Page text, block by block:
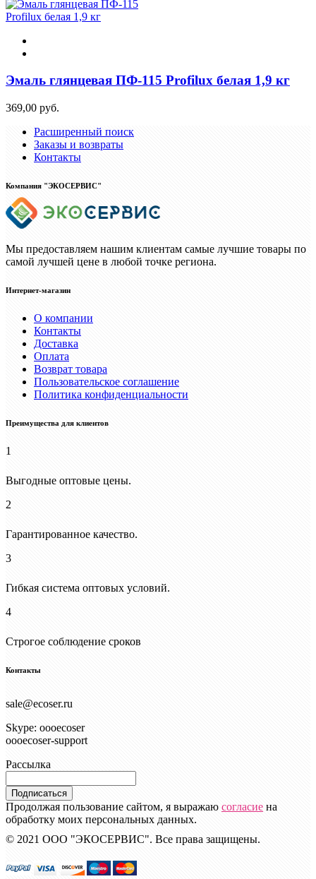
Эмаль глянцевая ПФ-115 Profilux белая 1,9 кг
369,00 руб.
Расширенный поиск
Заказы и возвраты
Контакты
Компания "ЭКОСЕРВИС"
Мы предоставляем нашим клиентам самые лучшие товары по
самой лучшей цене в любой точке региона.
Интернет-магазин
О компании
Контакты
Доставка
Оплата
Возврат товара
Пользовательское соглашение
Политика конфиденциальности
Преимущества для клиентов
1
Выгодные оптовые цены.
2
Гарантированное качество.
3
Гибкая система оптовых условий.
4
Строгое соблюдение сроков
Контакты
sale@ecoser.ru
Skype: oooecoser
oooecoser-support
Рассылка
Подписаться
Продолжая пользование сайтом, я выражаю согласие на
обработку моих персональных данных.
© 2021 ООО "ЭКОСЕРВИС". Все права защищены.